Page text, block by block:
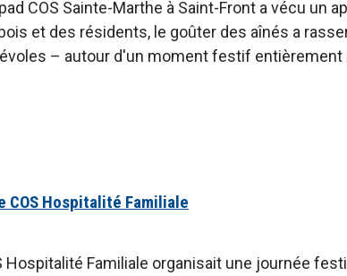
COS Sainte-Marthe à Saint-Front a vécu un
et des résidents, le goûter des aînés a
– autour d'un moment festif entièrement
COS Hospitalité Familiale
Hospitalité Familiale organisait une journée